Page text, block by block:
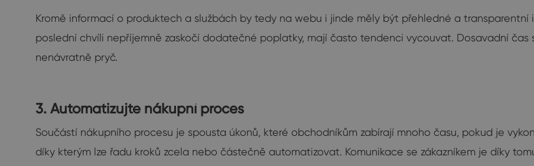
Kromě informací o produktech a službách by tedy na webu i jinde měly být přehledné a transparentní
poslední chvíli nepříjemně zaskočí dodatečné poplatky, mají často tendenci vycouvat. Dosavadní
nenávratně pryč.
3. Automatizujte nákupní proces
Součástí nákupního procesu je spousta úkonů, které obchodníkům zabírají mnoho času, pokud je
díky kterým lze řadu kroků zcela nebo částečně automatizovat. Komunikace se zákazníkem je díky